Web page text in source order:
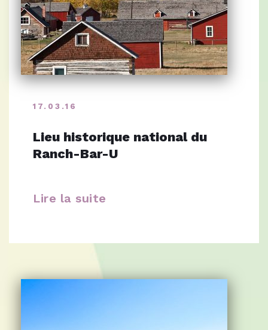
17.03.16
Lieu historique national du
Ranch-Bar-U
Lire la suite